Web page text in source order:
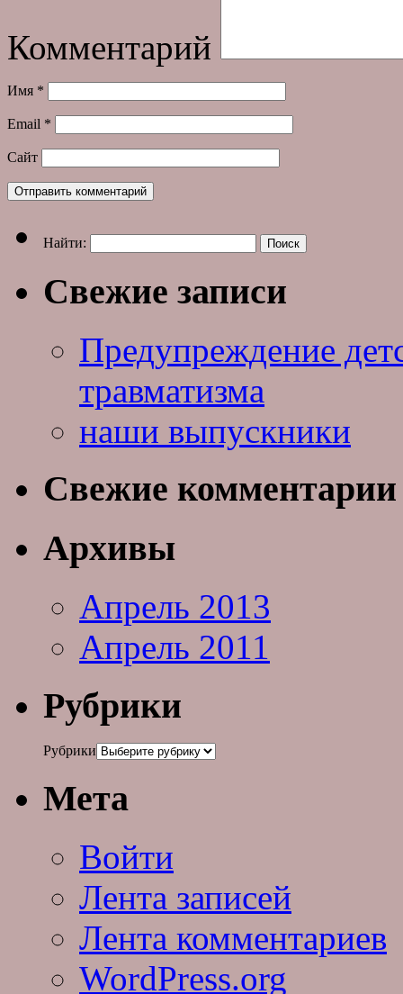
Комментарий
Имя *
Email *
Сайт
Найти:
Свежие записи
Предупреждение
травматизма
наши выпускники
Свежие комментарии
Архивы
Апрель 2013
Апрель 2011
Рубрики
Рубрики
Мета
Войти
Лента записей
Лента комментариев
WordPress.org